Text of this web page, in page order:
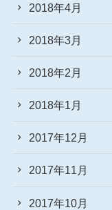
2018年4月
2018年3月
2018年2月
2018年1月
2017年12月
2017年11月
2017年10月